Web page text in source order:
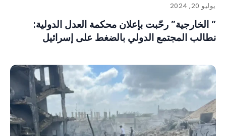
يوليو 20, 2024
” الخارجية” رحّبت بإعلان محكمة العدل الدولية:
نطالب المجتمع الدولي بالضغط على إسرائيل